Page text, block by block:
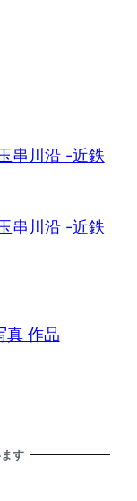
串川沿 -近鉄
串川沿 -近鉄
真 作品
す